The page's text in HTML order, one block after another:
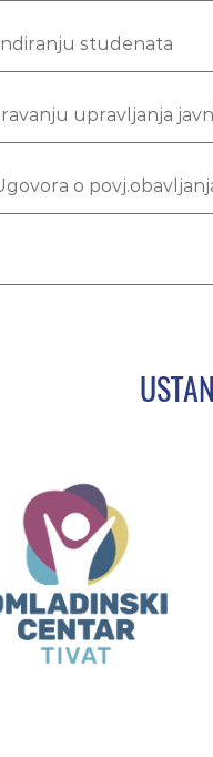
studenata
upravljanja
o